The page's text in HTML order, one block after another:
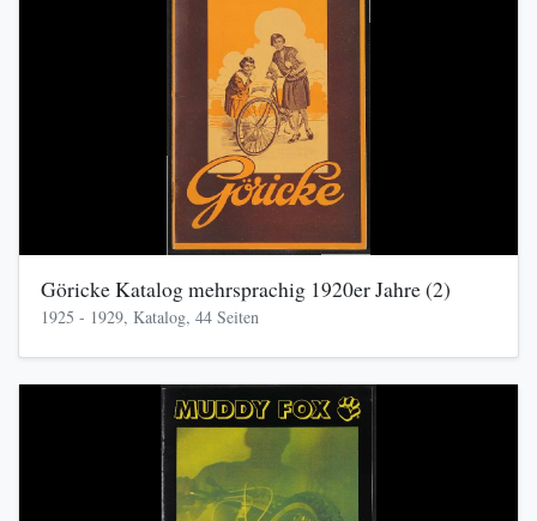
Göricke Katalog mehrsprachig 1920er Jahre (2)
1925 - 1929, Katalog, 44 Seiten